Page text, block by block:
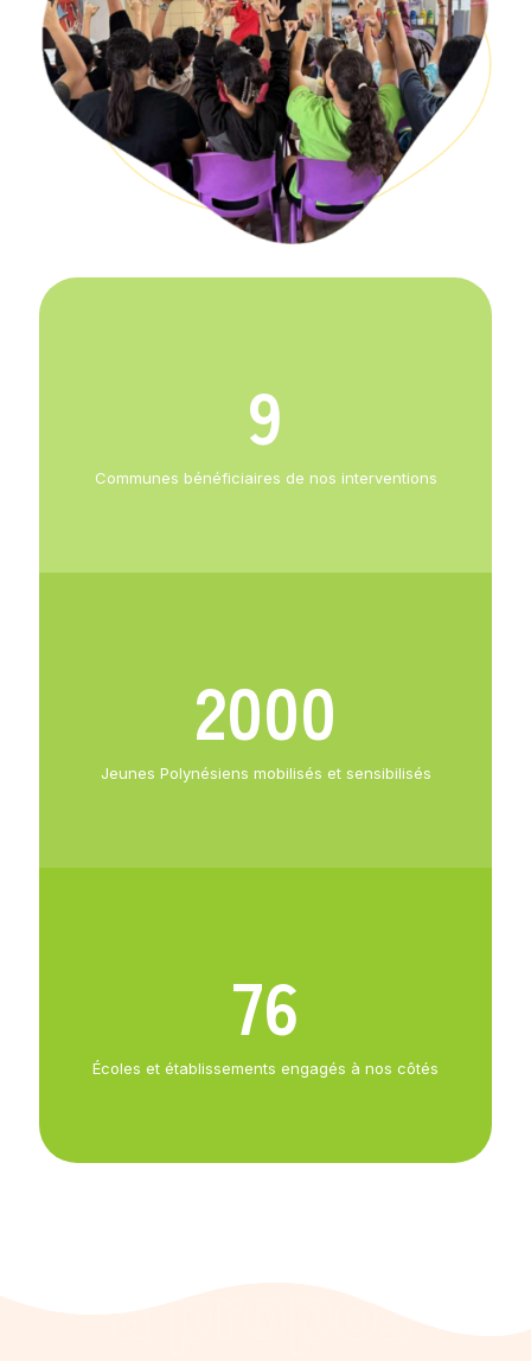
9
Communes bénéficiaires de nos interventions
2000
Jeunes Polynésiens mobilisés et sensibilisés
76
Écoles et établissements engagés à nos côtés